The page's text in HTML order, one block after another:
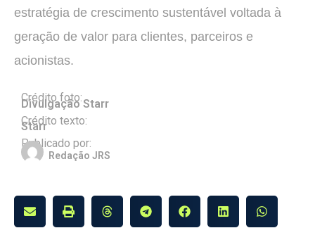
estratégia de crescimento sustentável voltada à
geração de valor para clientes, parceiros e
acionistas.
Crédito foto:
Divulgação Starr
Crédito texto:
Starr
Publicado por:
Redação JRS